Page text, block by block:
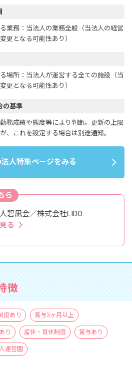
業務：当法人の業務全般（当法人の経営
更となる可能性あり）
場所：当法人が運営する全ての施設（当
更となる可能性あり）
の基準
務成績や態度等により判断。更新の上限
、これを設定する場合は別途通知。
人特集ページをみる
ら
碧凪会／株式会社LIDO
る
徴
度あり 賞与3ヶ月以上
り 産休・育休制度 賞与あり
運営園